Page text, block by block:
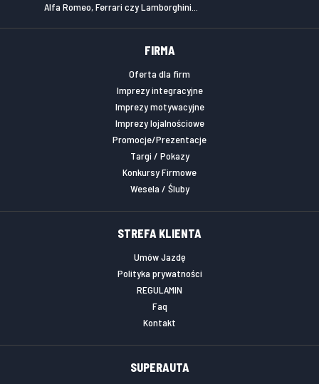
Alfa Romeo, Ferrari czy Lamborghini...
FIRMA
Oferta dla firm
Imprezy integracyjne
Imprezy motywacyjne
Imprezy lojalnościowe
Promocje/Prezentacje
Targi / Pokazy
Konkursy Firmowe
Wesela / Śluby
STREFA KLIENTA
Umów Jazdę
Polityka prywatności
REGULAMIN
Faq
Kontakt
SUPERAUTA